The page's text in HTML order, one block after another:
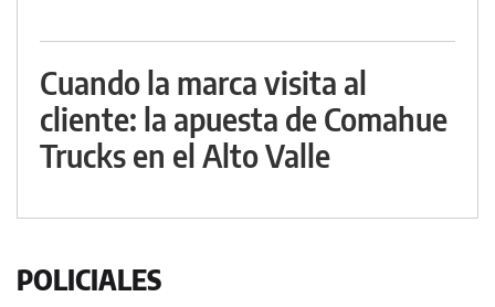
Cuando la marca visita al
cliente: la apuesta de Comahue
Trucks en el Alto Valle
POLICIALES